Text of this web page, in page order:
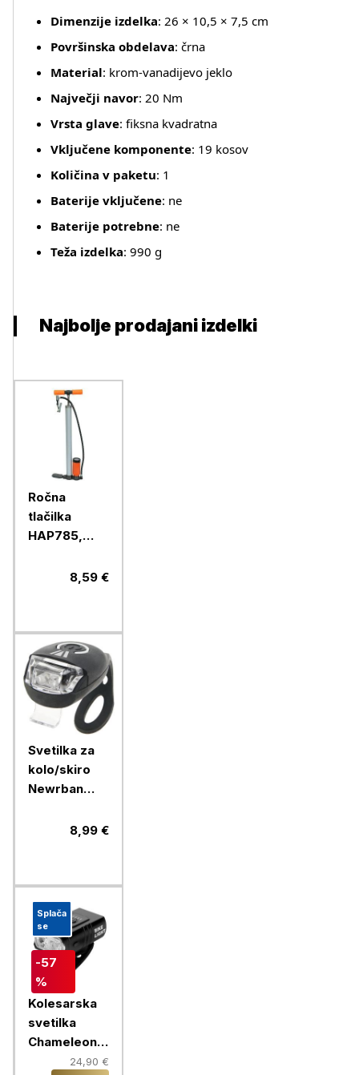
Dimenzije izdelka: 26 × 10,5 × 7,5 cm
Površinska obdelava: črna
Material: krom‑vanadijevo jeklo
Največji navor: 20 Nm
Vrsta glave: fiksna kvadratna
Vključene komponente: 19 kosov
Količina v paketu: 1
Baterije vključene: ne
Baterije potrebne: ne
Teža izdelka: 990 g
Najbolje prodajani izdelki
Ročna
tlačilka
HAP785,
8,59 €
Svetilka za
kolo/skiro
Newrban
8,99 €
Splača
se
-57
%
Kolesarska
svetilka
Chameleon
24,90 €